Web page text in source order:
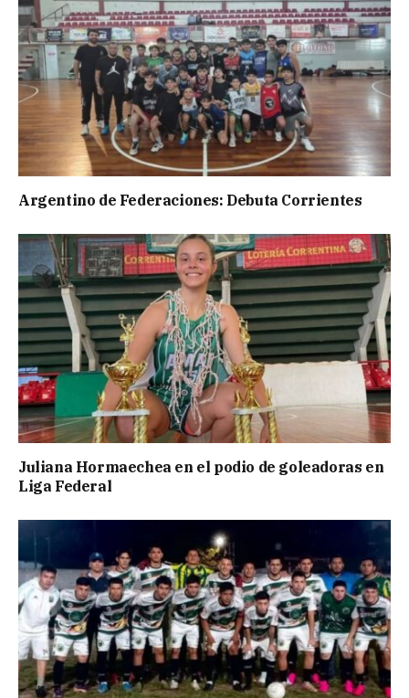
Argentino de Federaciones: Debuta Corrientes
Juliana Hormaechea en el podio de goleadoras en
Liga Federal